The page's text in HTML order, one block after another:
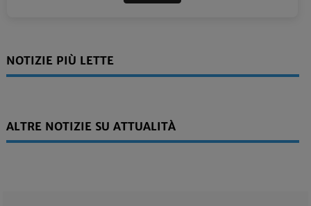
NOTIZIE PIÙ LETTE
ALTRE NOTIZIE SU ATTUALITÀ